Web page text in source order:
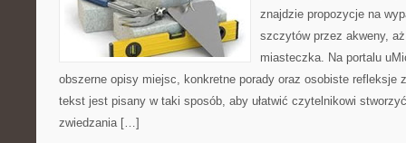
znajdzie propozycje na
szczytów przez akweny,
miasteczka. Na portalu
obszerne opisy miejsc, konkretne porady oraz osobiste refleksje
tekst jest pisany w taki sposób, aby ułatwić czytelnikowi
zwiedzania […]